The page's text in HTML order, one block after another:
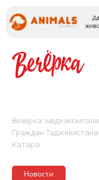
Вечёрка:
Граждан
Катара
Новости